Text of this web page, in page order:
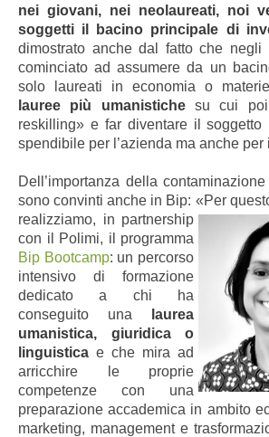
nei giovani, nei neolaureati, noi
soggetti il bacino principale di
dimostrato anche dal fatto che
cominciatoad assumere da un
solo laureati in economia o
lauree più umanistichesu cui poi
reskilling» e far diventare il soggetto
spendibile per l’azienda ma anche per
Dell’importanza della
sono convinti anche in Bip: «Per
realizziamo, in partnership
con il Polimi, il programma
Bip Bootcamp: un percorso
intensivo di formazione
dedicato a chi ha
conseguito una laurea
umanistica, giuridica o
linguistica e che mira ad
arricchire le proprie
competenze con una
preparazione accademica in ambito
marketing, management e